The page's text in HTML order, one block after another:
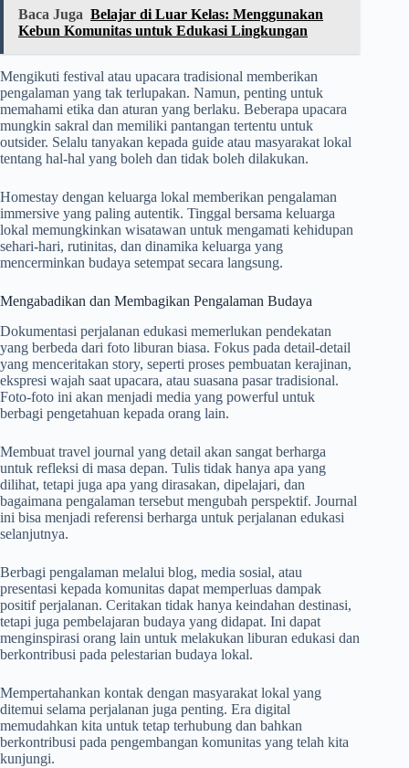
Baca Juga Belajar di Luar Kelas: Menggunakan
Kebun Komunitas untuk Edukasi Lingkungan
Mengikuti festival atau upacara tradisional memberikan
pengalaman yang tak terlupakan. Namun, penting untuk
memahami etika dan aturan yang berlaku. Beberapa upacara
mungkin sakral dan memiliki pantangan tertentu untuk
outsider. Selalu tanyakan kepada guide atau masyarakat lokal
tentang hal-hal yang boleh dan tidak boleh dilakukan.
Homestay dengan keluarga lokal memberikan pengalaman
immersive yang paling autentik. Tinggal bersama keluarga
lokal memungkinkan wisatawan untuk mengamati kehidupan
sehari-hari, rutinitas, dan dinamika keluarga yang
mencerminkan budaya setempat secara langsung.
Mengabadikan dan Membagikan Pengalaman Budaya
Dokumentasi perjalanan edukasi memerlukan pendekatan
yang berbeda dari foto liburan biasa. Fokus pada detail-detail
yang menceritakan story, seperti proses pembuatan kerajinan,
ekspresi wajah saat upacara, atau suasana pasar tradisional.
Foto-foto ini akan menjadi media yang powerful untuk
berbagi pengetahuan kepada orang lain.
Membuat travel journal yang detail akan sangat berharga
untuk refleksi di masa depan. Tulis tidak hanya apa yang
dilihat, tetapi juga apa yang dirasakan, dipelajari, dan
bagaimana pengalaman tersebut mengubah perspektif. Journal
ini bisa menjadi referensi berharga untuk perjalanan edukasi
selanjutnya.
Berbagi pengalaman melalui blog, media sosial, atau
presentasi kepada komunitas dapat memperluas dampak
positif perjalanan. Ceritakan tidak hanya keindahan destinasi,
tetapi juga pembelajaran budaya yang didapat. Ini dapat
menginspirasi orang lain untuk melakukan liburan edukasi dan
berkontribusi pada pelestarian budaya lokal.
Mempertahankan kontak dengan masyarakat lokal yang
ditemui selama perjalanan juga penting. Era digital
memudahkan kita untuk tetap terhubung dan bahkan
berkontribusi pada pengembangan komunitas yang telah kita
kunjungi.